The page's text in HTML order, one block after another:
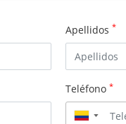
Apellidos *
Teléfono *
▼